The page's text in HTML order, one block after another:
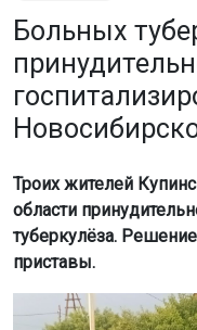
Больных
Троих жителей
области
туберкулёза.
приставы.